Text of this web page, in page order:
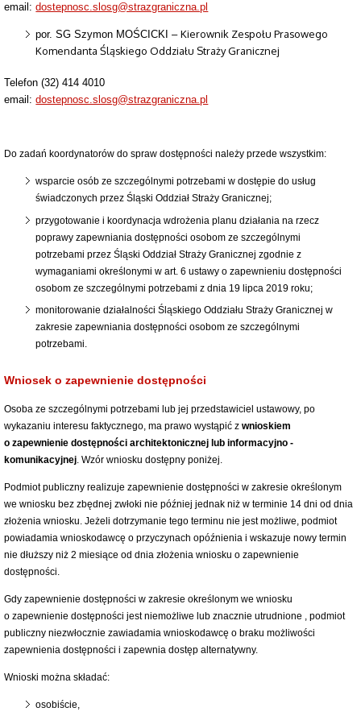
email:dostepnosc.slosg@strazgraniczna.pl
por. SG Szymon MOŚCICKI –Kierownik Zespołu Prasowego
Komendanta Śląskiego Oddziału Straży Granicznej
Telefon (32) 414 4010
email:dostepnosc.slosg@strazgraniczna.pl
Do zadań koordynatorów do spraw dostępności należy przede wszystkim:
wsparcie osób ze szczególnymi potrzebami w dostępie do usług
świadczonych przez Śląski Oddział Straży Granicznej;
przygotowanie i koordynacja wdrożenia planu działania na rzecz
poprawy zapewniania dostępności osobom ze szczególnymi
potrzebami przez Śląski Oddział Straży Granicznej zgodnie z
wymaganiami określonymi w art. 6 ustawy o zapewnieniu dostępności
osobom ze szczególnymi potrzebami z dnia 19 lipca 2019 roku;
monitorowanie działalności Śląskiego Oddziału Straży Granicznej w
zakresie zapewniania dostępności osobom ze szczególnymi
potrzebami.
Wniosek o zapewnienie dostępności
Osoba ze szczególnymi potrzebami lub jej przedstawiciel ustawowy, po
wykazaniu interesu faktycznego, ma prawo wystąpić zwnioskiem
o zapewnienie dostępności architektonicznej lub informacyjno -
komunikacyjnej. Wzór wniosku dostępny poniżej.
Podmiot publiczny realizuje zapewnienie dostępności w zakresie określonym
we wniosku bez zbędnej zwłoki nie później jednak niż w terminie 14 dni od dnia
złożenia wniosku. Jeżeli dotrzymanie tego terminu nie jest możliwe, podmiot
powiadamia wnioskodawcę o przyczynach opóźnienia i wskazuje nowy termin
nie dłuższy niż 2 miesiące od dnia złożenia wniosku o zapewnienie
dostępności.
Gdy zapewnienie dostępności w zakresie określonym we wniosku
o zapewnienie dostępności jest niemożliwe lub znacznie utrudnione , podmiot
publiczny niezwłocznie zawiadamia wnioskodawcę o braku możliwości
zapewnienia dostępności i zapewnia dostęp alternatywny.
Wnioski można składać:
osobiście,